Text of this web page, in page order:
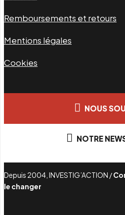
Remboursements et retours
Mentions légales
Cookies
NOUS
NOTRE
Depuis 2004, INVESTIG’ACTION /
le changer